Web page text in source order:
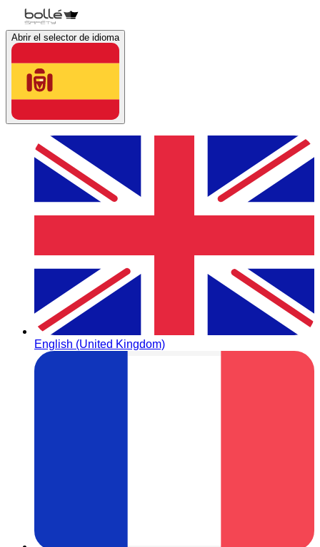
Abrir el selector de idioma
English (United Kingdom)